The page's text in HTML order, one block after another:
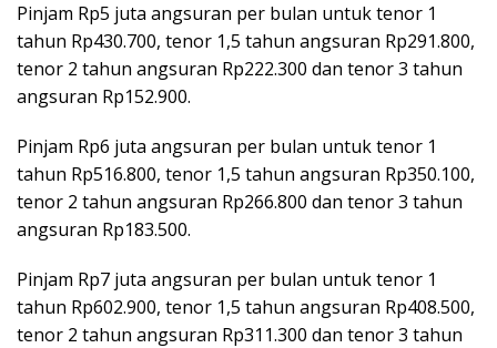
Pinjam Rp5 juta angsuran per bulan untuk tenor 1
tahun Rp430.700, tenor 1,5 tahun angsuran Rp291.800,
tenor 2 tahun angsuran Rp222.300 dan tenor 3 tahun
angsuran Rp152.900.
Pinjam Rp6 juta angsuran per bulan untuk tenor 1
tahun Rp516.800, tenor 1,5 tahun angsuran Rp350.100,
tenor 2 tahun angsuran Rp266.800 dan tenor 3 tahun
angsuran Rp183.500.
Pinjam Rp7 juta angsuran per bulan untuk tenor 1
tahun Rp602.900, tenor 1,5 tahun angsuran Rp408.500,
tenor 2 tahun angsuran Rp311.300 dan tenor 3 tahun